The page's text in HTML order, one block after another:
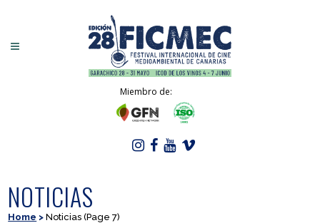
Miembro de:
NOTICIAS
Home >Noticias (Page 7)